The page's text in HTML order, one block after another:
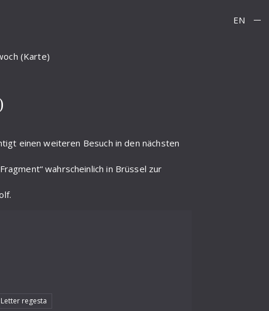
EN
(Karte)
einen weiteren Besuch in den nächsten
wahrscheinlich in Brüssel zur
Letter regesta